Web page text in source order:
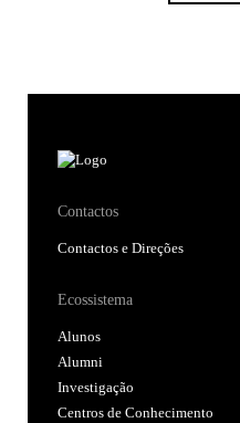
Contactos
Contactos e Direções
Ecossistema
Alunos
Alumni
Investigação
Centros de Conhecimento